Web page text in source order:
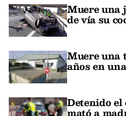
Muere una
de vía su
Muere una
años en
Detenido
mató a